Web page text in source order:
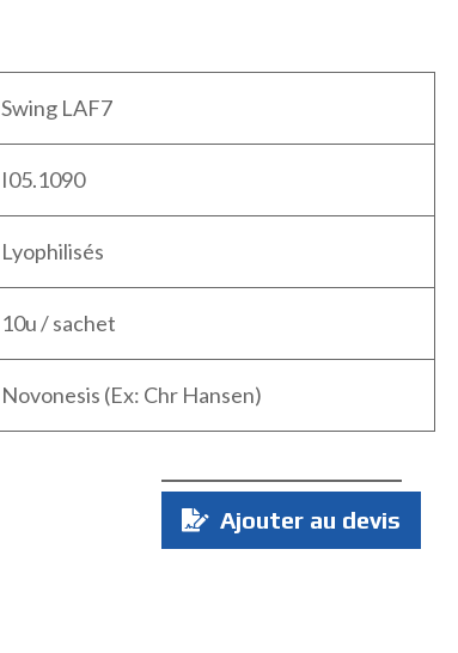
Swing LAF7
I05.1090
Lyophilisés
10u / sachet
Novonesis (Ex: Chr Hansen)
Quantité
Ajouter au devis